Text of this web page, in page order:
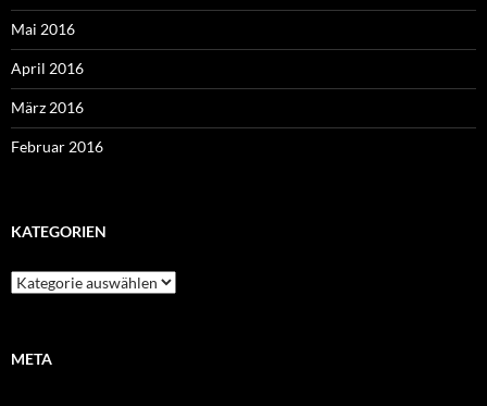
Mai 2016
April 2016
März 2016
Februar 2016
KATEGORIEN
Kategorien
META